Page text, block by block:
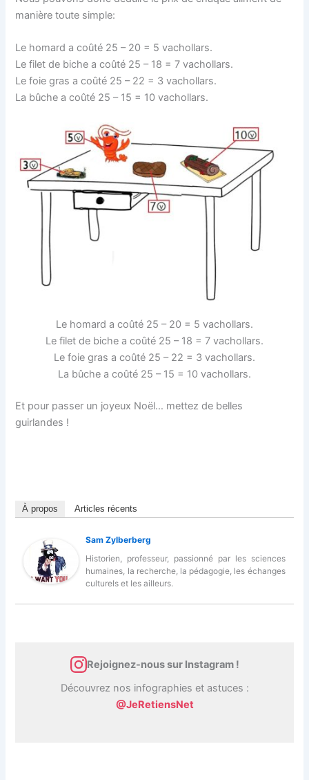
manière toute simple:
Le homard a coûté 25 – 20 = 5 vachollars.
Le filet de biche a coûté 25 – 18 = 7 vachollars.
Le foie gras a coûté 25 – 22 = 3 vachollars.
La bûche a coûté 25 – 15 = 10 vachollars.
Le homard a coûté 25 – 20 = 5 vachollars.
Le filet de biche a coûté 25 – 18 = 7 vachollars.
Le foie gras a coûté 25 – 22 = 3 vachollars.
La bûche a coûté 25 – 15 = 10 vachollars.
Et pour passer un joyeux Noël… mettez de belles
guirlandes !
À propos Articles récents
Sam Zylberberg
Historien, professeur, passionné par les sciences
humaines, la recherche, la pédagogie, les échanges
culturels et les ailleurs.
Rejoignez-nous sur Instagram !
Découvrez nos infographies et astuces :
@JeRetiensNet